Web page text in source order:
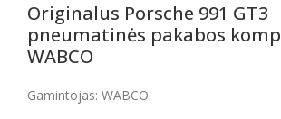
Originalus Porsche 991 GT3
pneumatinės pakabos
WABCO
Gamintojas: WABCO